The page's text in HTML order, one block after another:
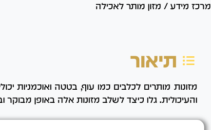
מרכז מידע / מזון מותר לאכילה
תיאור
מזונות מותרים לכלבים כמו עוף, בטטה ואוכמניות
והעיכולית. גלו כיצד לשלב מזונות אלה באופן